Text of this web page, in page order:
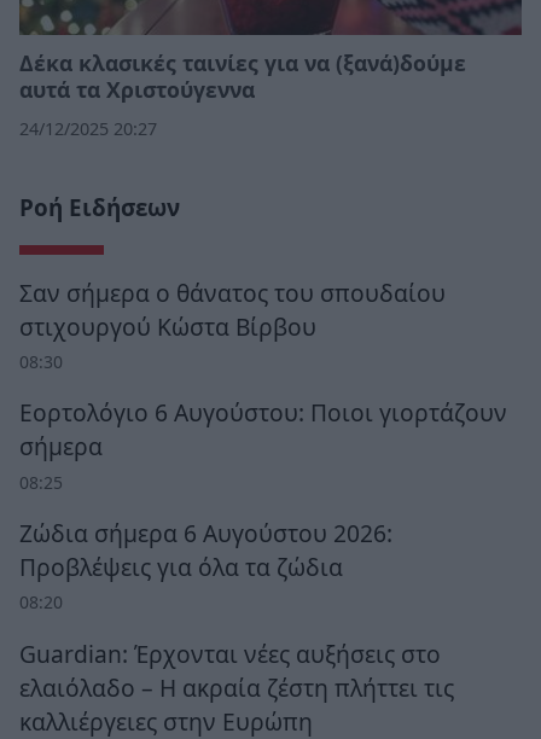
Δέκα κλασικές ταινίες για να (ξανά)δούμε
αυτά τα Χριστούγεννα
24/12/2025 20:27
Ροή Ειδήσεων
Σαν σήμερα ο θάνατος του σπουδαίου
στιχουργού Κώστα Βίρβου
08:30
Εορτολόγιο 6 Αυγούστου: Ποιοι γιορτάζουν
σήμερα
08:25
Ζώδια σήμερα 6 Αυγούστου 2026:
Προβλέψεις για όλα τα ζώδια
08:20
Guardian: Έρχονται νέες αυξήσεις στο
ελαιόλαδο – Η ακραία ζέστη πλήττει τις
καλλιέργειες στην Ευρώπη